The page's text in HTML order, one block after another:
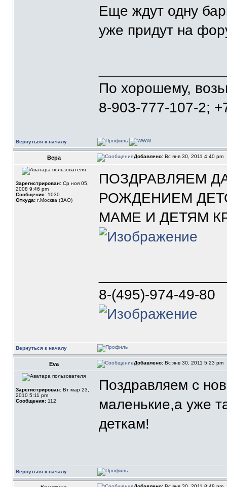
Еще ждут одну
уже придут на
По хорошему,
8-903-777-107-2;
Вернуться к началу
Вера Добавлено: Вс янв 30, 2011 4:40 pm
Зарегистрирован: Ср ноя 05,
2008 9:46 pm
Сообщения: 1030
Откуда: г.Москва (ЗАО)
ПОЗДРАВЛЯЕМ
РОЖДЕНИЕМ
МАМЕ И ДЕТЯМ
8-(495)-974-49-80
Вернуться к началу
Eva Добавлено: Вс янв 30, 2011 5:23 pm
Зарегистрирован: Вт мар 23,
2010 5:11 pm
Сообщения: 112
Поздравляем с
маленькие,а уже
деткам!
Вернуться к началу